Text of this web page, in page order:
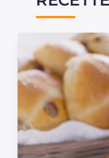
chaud).
devenue